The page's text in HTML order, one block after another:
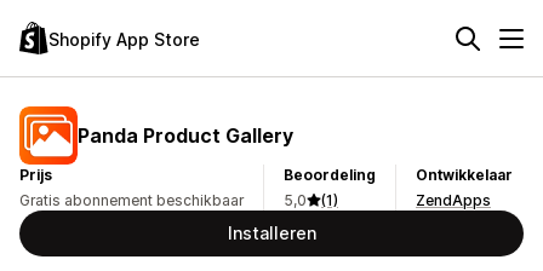
Shopify App Store
Panda Product Gallery
Prijs
Gratis abonnement beschikbaar
Beoordeling
5,0
(1)
Ontwikkelaar
ZendApps
Installeren